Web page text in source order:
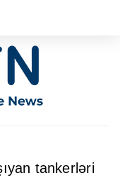
tankerləri